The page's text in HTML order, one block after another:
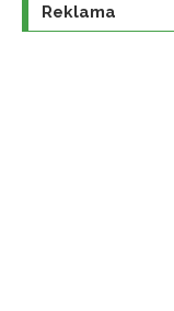
Reklama